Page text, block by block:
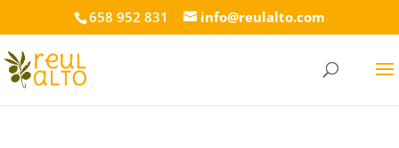
658 952 831 info@reulalto.com